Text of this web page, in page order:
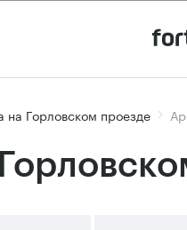
на Горловском проезде